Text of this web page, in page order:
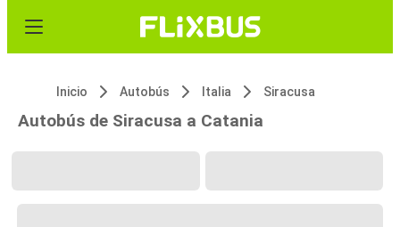
Inicio Autobús Italia Siracusa
Autobús de Siracusa a Catania